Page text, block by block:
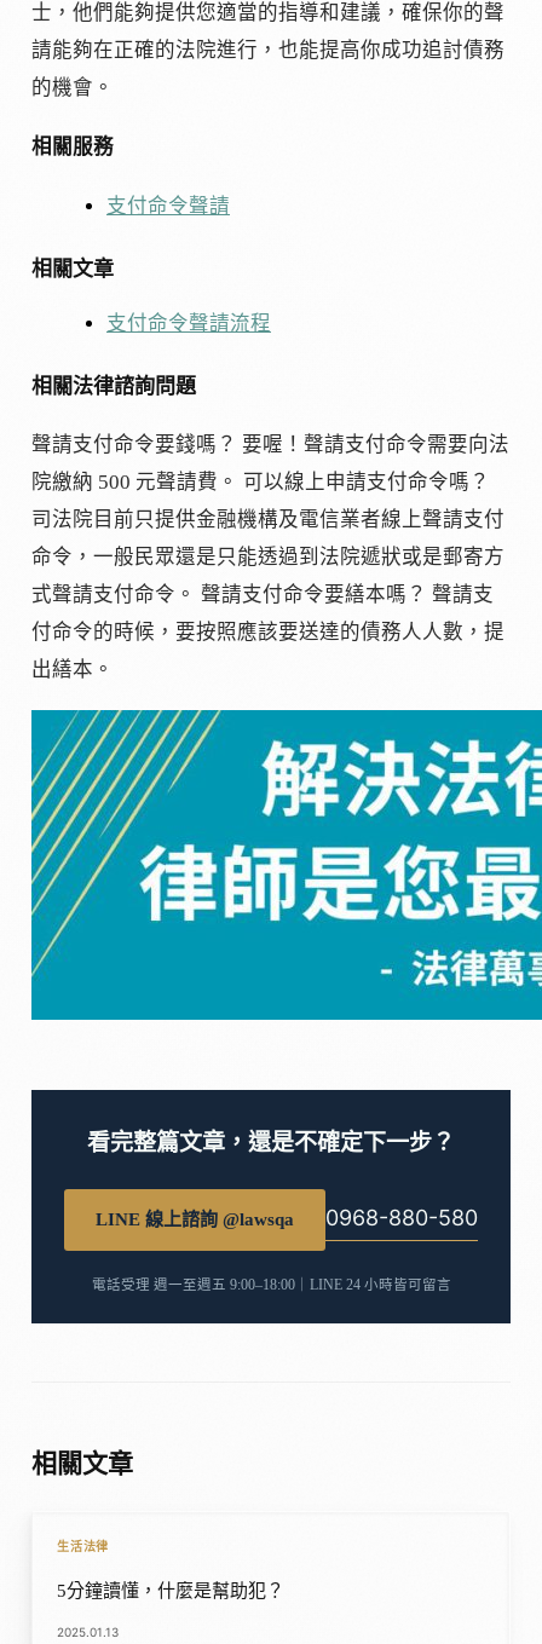
士，他們能夠提供您適當的指導和建議，確保你的聲
請能夠在正確的法院進行，也能提高你成功追討債務
的機會。
相關服務
支付命令聲請
相關文章
支付命令聲請流程
相關法律諮詢問題
聲請支付命令要錢嗎？ 要喔！聲請支付命令需要向法
院繳納 500 元聲請費。 可以線上申請支付命令嗎？
司法院目前只提供金融機構及電信業者線上聲請支付
命令，一般民眾還是只能透過到法院遞狀或是郵寄方
式聲請支付命令。 聲請支付命令要繕本嗎？ 聲請支
付命令的時候，要按照應該要送達的債務人人數，提
出繕本。
看完整篇文章，還是不確定下一步？
LINE 線上諮詢 @lawsqa 0968-880-580
電話受理 週一至週五 9:00–18:00｜LINE 24 小時皆可留言
相關文章
生活法律
5分鐘讀懂，什麼是幫助犯？
2025.01.13